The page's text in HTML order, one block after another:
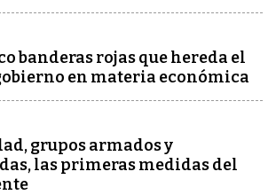
banderas rojas que hereda el
en materia económica
grupos armados y
las primeras medidas del